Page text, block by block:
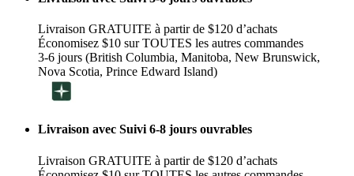
Livraison GRATUITE à partir de $120 d’achats
Économisez $10 sur TOUTES les autres commandes
3-6 jours (British Columbia, Manitoba, New Brunswick,
Nova Scotia, Prince Edward Island)
Livraison avec Suivi 6-8 jours ouvrables
Livraison GRATUITE à partir de $120 d’achats